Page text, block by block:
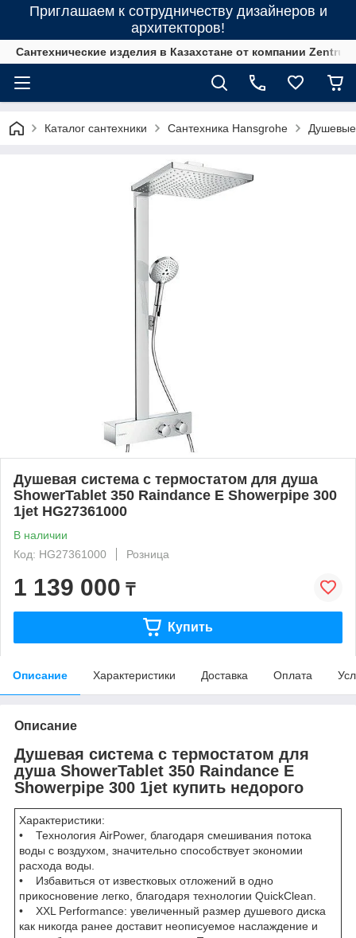
Приглашаем к сотрудничеству дизайнеров и
архитекторов!
Сантехнические изделия в Казахстане от компании Zentrum
Каталог сантехники Сантехника Hansgrohe
Душевая система с термостатом для душа
ShowerTablet 350 Raindance E Showerpipe 300
1jet HG27361000
В наличии
Код: HG27361000
Розница
1 139 000 ₸
Купить
Описание Характеристики Доставка Оплата
Описание
Душевая система с термостатом для
душа ShowerTablet 350 Raindance E
Showerpipe 300 1jet купить недорого
Характеристики:
• Технология AirPower, благодаря смешивания потока
воды с воздухом, значительно способствует экономии
расхода воды.
• Избавиться от известковых отложений в одно
прикосновение легко, благодаря технологии QuickClean.
• XXL Performance: увеличенный размер душевого диска
как никогда ранее доставит неописуемое наслаждение и